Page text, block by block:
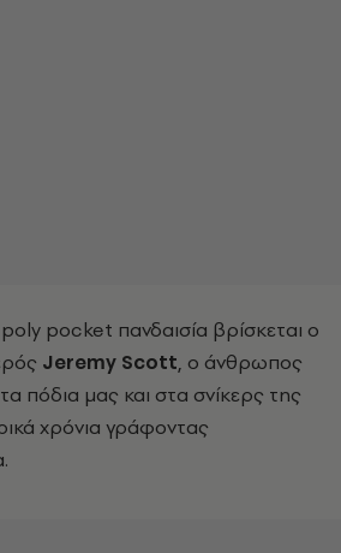
pocket πανδαισία βρίσκεται ο
Jeremy Scott, ο άνθρωπος
πόδια μας και στα σνίκερς της
χρόνια γράφοντας